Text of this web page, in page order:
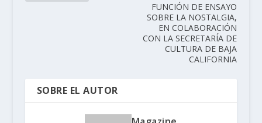
FUNCIÓN DE ENSAYO
SOBRE LA NOSTALGIA,
EN COLABORACIÓN
CON LA SECRETARÍA DE
CULTURA DE BAJA
CALIFORNIA
SOBRE EL AUTOR